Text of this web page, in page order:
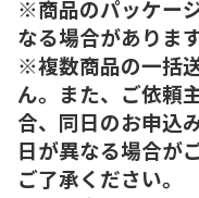
※商品のパッケー
なる場合があります
※複数商品の一括
ん。また、ご依頼
合、同日のお申込
日が異なる場合が
ご了承ください。